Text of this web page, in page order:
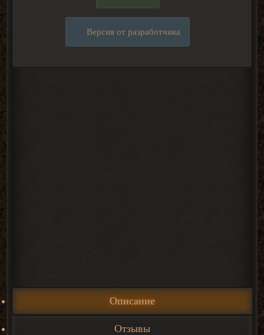
Версия от разработчика
Описание
Отзывы